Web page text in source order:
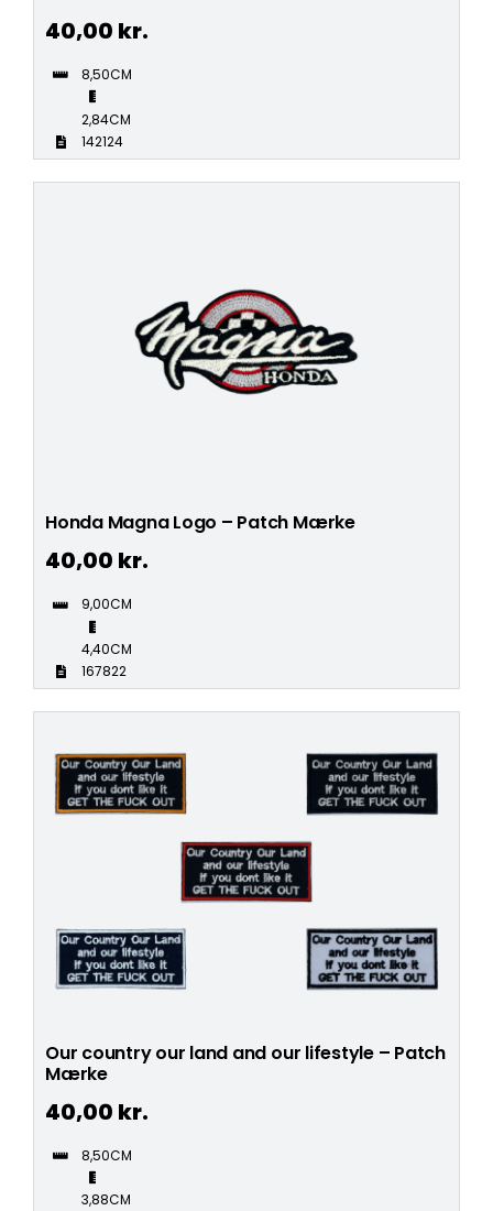
40,00 kr.
8,50CM
2,84CM
142124
Honda Magna Logo – Patch Mærke
40,00 kr.
9,00CM
4,40CM
167822
Our country our land and our lifestyle – Patch
Mærke
40,00 kr.
8,50CM
3,88CM